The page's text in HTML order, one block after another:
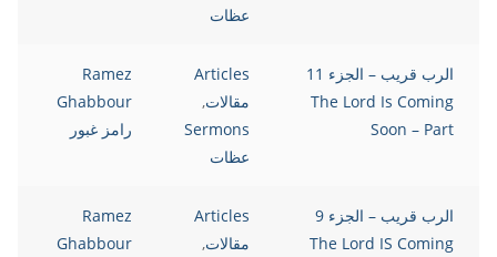
عظات
الرب قريب – الجزء 11
The Lord Is Coming
Soon – Part
Articles
مقالات,
Sermons
عظات
Ramez
Ghabbour
رامز غبور
الرب قريب – الجزء 9
The Lord IS Coming
Articles
مقالات,
Ramez
Ghabbour